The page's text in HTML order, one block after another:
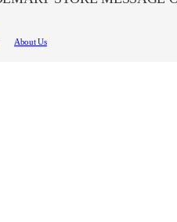
About Us